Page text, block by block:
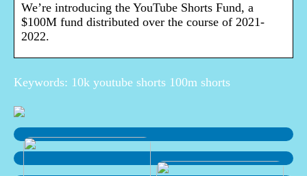
We’re introducing the YouTube Shorts Fund, a
$100M fund distributed over the course of 2021-
2022.
Keywords: 10k youtube shorts 100m shorts